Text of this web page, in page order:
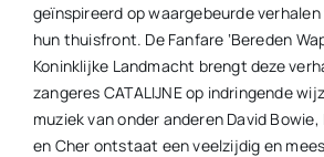
geïnspireerd op waargebeurde
hun thuisfront. De Fanfare ‘Bereden
Koninklijke Landmacht brengt deze
zangeres CATALIJNE op indringende
muziek van onder anderen David
en Cher ontstaat een veelzijdig en